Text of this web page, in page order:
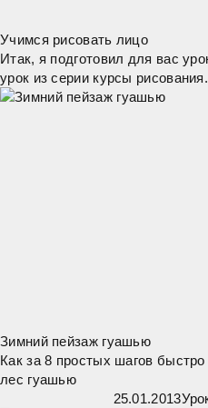
Учимся рисовать лицо
Итак, я подготовил для вас
урок из серии курсы
рисовать думаю он будет очень
Зимний пейзаж гуашью
Как за 8 простых шагов
лес гуашью
25.01.2013